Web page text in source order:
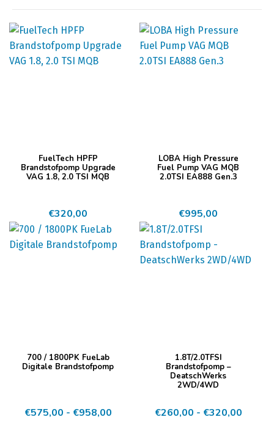
FuelTech HPFP
Brandstofpomp Upgrade
VAG 1.8, 2.0 TSI MQB
€320,00
LOBA High Pressure
Fuel Pump VAG MQB
2.0TSI EA888 Gen.3
€995,00
product
variaties.
700 / 1800PK FueLab
Digitale Brandstofpomp
€575,00 - €958,00Prijsklasse:
product
variaties.
1.8T/2.0TFSI
Brandstofpomp –
DeatschWerks
2WD/4WD
€260,00 - €320,00